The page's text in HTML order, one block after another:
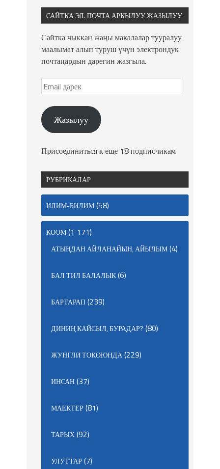
САЙТКА ЭЛ. ПОЧТА АРКЫЛУУ ЖАЗЫЛУУ
Сайтка чыккан жаңы макалалар тууралуу
маалымат алып туруш үчүн электрондук
почтаңардын дарегин жазгыла.
Жазылуу
Присоединиться к еще 18 подписчикам
РУБРИКАЛАР
ИЛИМ-БИЛИМ(58)
КООМ(1 171)
АТЫҢДАН АЙЛАНАЙЫН, АЙЫЛЫМ(4)
БАЛ ТИЛ БАЛАЛЫК(6)
БАРТАРАП(239)
ДИНИҢ КАЙСЫЛ, БУРАДАР? (80)
ЖУНГЛИ ТОКОЮНДА(229)
ИНСАН(37)
МАЕКТЕР(81)
ТАРЫХ(92)
УЛУТТАР(7)